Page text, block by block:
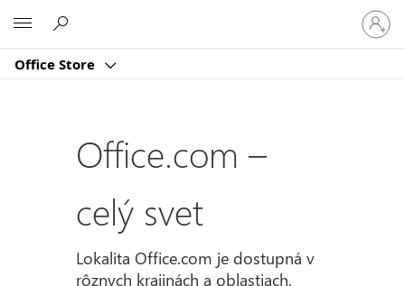
Office Store
sa
k
kontu
Office.com –
celý svet
Lokalita Office.com je dostupná v
rôznych krajinách a oblastiach.